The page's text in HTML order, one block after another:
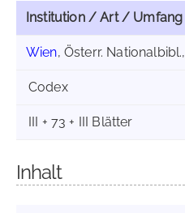
Institution / Art / Umfang
Wien, Österr. Nationalbibl.,
Codex
III + 73 + III Blätter
Inhalt